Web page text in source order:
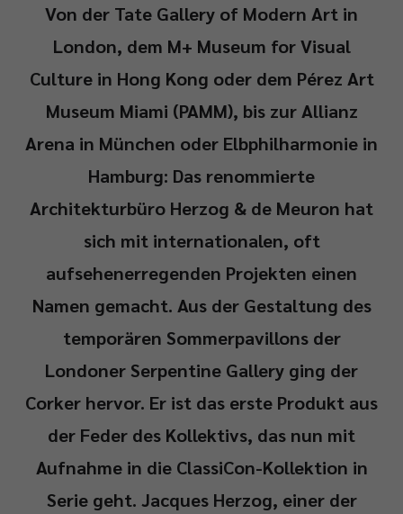
Von der Tate Gallery of Modern Art in
London, dem M+ Museum for Visual
Culture in Hong Kong oder dem Pérez Art
Museum Miami (PAMM), bis zur Allianz
Arena in München oder Elbphilharmonie in
Hamburg: Das renommierte
Architekturbüro Herzog & de Meuron hat
sich mit internationalen, oft
aufsehenerregenden Projekten einen
Namen gemacht. Aus der Gestaltung des
temporären Sommerpavillons der
Londoner Serpentine Gallery ging der
Corker hervor. Er ist das erste Produkt aus
der Feder des Kollektivs, das nun mit
Aufnahme in die ClassiCon-Kollektion in
Serie geht. Jacques Herzog, einer der